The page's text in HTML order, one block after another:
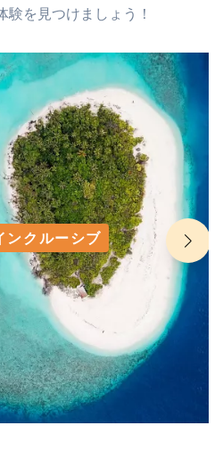
験を見つけましょう！
ンクルーシブ